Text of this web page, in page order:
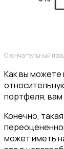
Окончательный
Как вы можете
портфеля, вам
Конечно,
может иметь